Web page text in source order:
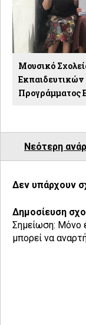
Μουσικό
Προγράμματος
Νεότερη
Δεν υπάρχουν
Δημοσίευση
Σημείωση: Μόνο
μπορεί να